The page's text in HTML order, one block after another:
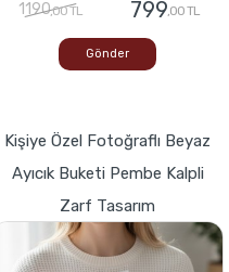
1190,00 TL 799,00 TL
Gönder
Kişiye Özel Fotoğraflı Beyaz
Ayıcık Buketi Pembe Kalpli
Zarf Tasarım